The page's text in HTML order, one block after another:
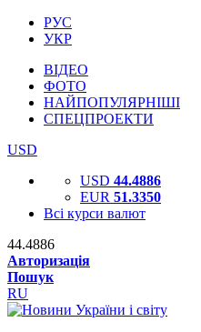
РУС
УКР
ВІДЕО
ФОТО
НАЙПОПУЛЯРНІШІ
СПЕЦПРОЕКТИ
USD
USD 44.4886
EUR 51.3350
Всі курси валют
44.4886
Авторизація
Пошук
RU